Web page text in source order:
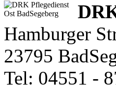
Hamburger
23795
Tel: 04551 -